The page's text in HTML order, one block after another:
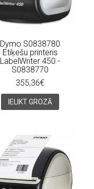
Dymo S0838780
Etiķešu printeris
LabelWriter 450 -
S0838770
355,36€
IELIKT GROZĀ